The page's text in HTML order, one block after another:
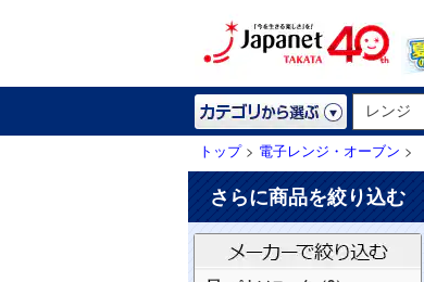
トップ> 電子レンジ・オーブン >
さらに商品を絞り込む